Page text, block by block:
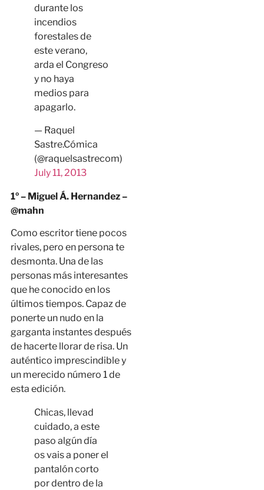
durante los
incendios
forestales de
este verano,
arda el Congreso
y no haya
medios para
apagarlo.
— Raquel
Sastre.Cómica
(@raquelsastrecom)
July 11, 2013
1º – Miguel Á. Hernandez –
@mahn
Como escritor tiene pocos
rivales, pero en persona te
desmonta. Una de las
personas más interesantes
que he conocido en los
últimos tiempos. Capaz de
ponerte un nudo en la
garganta instantes después
de hacerte llorar de risa. Un
auténtico imprescindible y
un merecido número 1 de
esta edición.
Chicas, llevad
cuidado, a este
paso algún día
os vais a poner el
pantalón corto
por dentro de la